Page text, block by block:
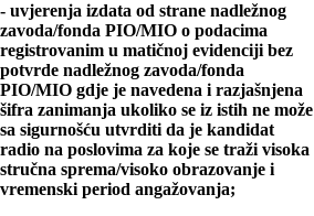
- uvjerenja izdata od strane nadležnog
zavoda/fonda PIO/MIO o podacima
registrovanim u matičnoj evidenciji bez
potvrde nadležnog zavoda/fonda
PIO/MIO gdje je navedena i razjašnjena
šifra zanimanja ukoliko se iz istih ne može
sa sigurnošću utvrditi da je kandidat
radio na poslovima za koje se traži visoka
stručna sprema/visoko obrazovanje i
vremenski period angažovanja;